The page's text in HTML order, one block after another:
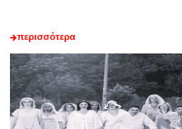
περισσότερα